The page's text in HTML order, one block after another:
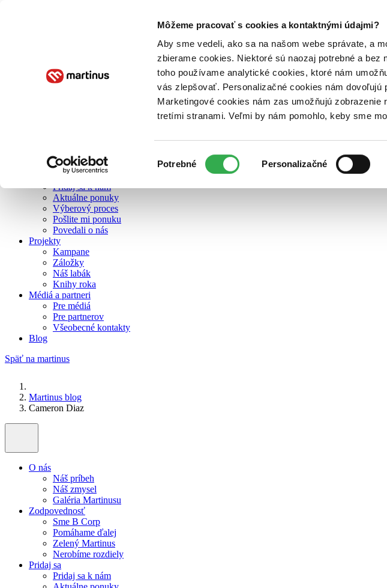
Môžeme pracovať s cookies a kontaktnými údajmi?
Aby sme vedeli, ako sa na našom webe správate, a
zbierame cookies. Niektoré sú naozaj potrebné a
toho používame analytické cookies, ktoré nám
vás zlepšovať. Personalizačné cookies nám
Marketingové cookies nám zas umožňujú
tretími stranami. Veľmi by nám pomohlo, keby sme
súhlasu
Potrebné Personalizačné
O nás
Zelený Martinus
Nerobíme rozdiely
Pridaj sa k nám
Aktuálne ponuky
Výberový proces
Pošlite mi ponuku
Povedali o nás
Projekty
Kampane
Záložky
Náš labák
Knihy roka
Médiá a partneri
Pre médiá
Pre partnerov
Všeobecné kontakty
Blog
Späť na martinus
Martinus blog
Cameron Diaz
O nás
Náš príbeh
Náš zmysel
Galéria Martinusu
Zodpovednosť
Sme B Corp
Pomáhame ďalej
Zelený Martinus
Nerobíme rozdiely
Pridaj sa
Pridaj sa k nám